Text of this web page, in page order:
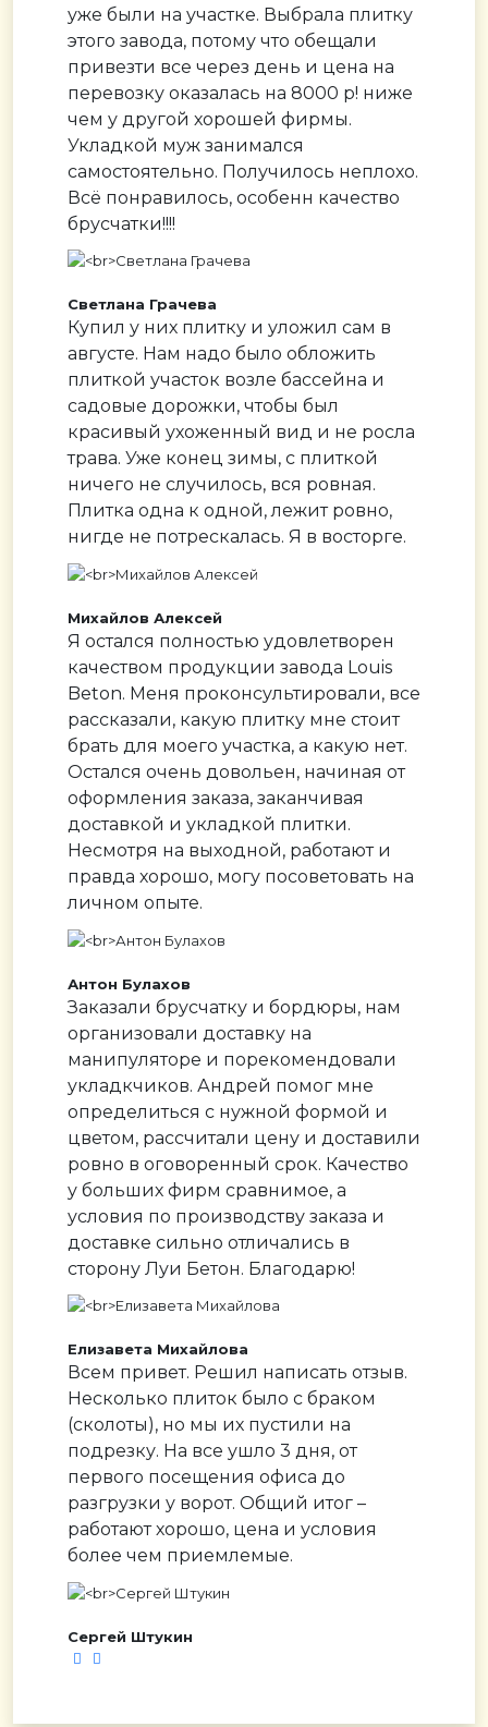
уже были на участке. Выбрала плитку
этого завода, потому что обещали
привезти все через день и цена на
перевозку оказалась на 8000 р! ниже
чем у другой хорошей фирмы.
Укладкой муж занимался
самостоятельно. Получилось неплохо.
Всё понравилось, особенн качество
брусчатки!!!!
Светлана Грачева
Купил у них плитку и уложил сам в
августе. Нам надо было обложить
плиткой участок возле бассейна и
садовые дорожки, чтобы был
красивый ухоженный вид и не росла
трава. Уже конец зимы, с плиткой
ничего не случилось, вся ровная.
Плитка одна к одной, лежит ровно,
нигде не потрескалась. Я в восторге.
Михайлов Алексей
Я остался полностью удовлетворен
качеством продукции завода Louis
Beton. Меня проконсультировали, все
рассказали, какую плитку мне стоит
брать для моего участка, а какую нет.
Остался очень довольен, начиная от
оформления заказа, заканчивая
доставкой и укладкой плитки.
Несмотря на выходной, работают и
правда хорошо, могу посоветовать на
личном опыте.
Антон Булахов
Заказали брусчатку и бордюры, нам
организовали доставку на
манипуляторе и порекомендовали
укладкчиков. Андрей помог мне
определиться с нужной формой и
цветом, рассчитали цену и доставили
ровно в оговоренный срок. Качество
у больших фирм сравнимое, а
условия по производству заказа и
доставке сильно отличались в
сторону Луи Бетон. Благодарю!
Елизавета Михайлова
Всем привет. Решил написать отзыв.
Несколько плиток было с браком
(сколоты), но мы их пустили на
подрезку. На все ушло 3 дня, от
первого посещения офиса до
разгрузки у ворот. Общий итог –
работают хорошо, цена и условия
более чем приемлемые.
Сергей Штукин